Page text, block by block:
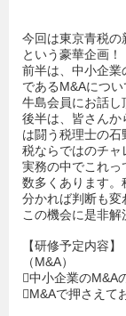
今回は東京青税の
という豪華企画！
前半は、中小企業
であるM&Aにつ
牛島会員にお話し
後半は、皆さんか
は闘う税理士の
税ならではのチャ
実務の中でこれっ
数多くあります。
分かれば判断も変
この機会に是非
【研修予定内容】
（M&A）
中小企業のM&A
M&Aで押さえて